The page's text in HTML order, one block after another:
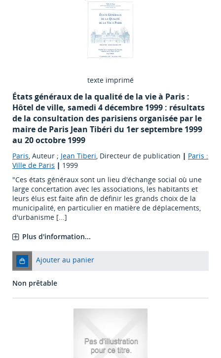
texte imprimé
États généraux de la qualité de la vie à Paris :
Hôtel de ville, samedi 4 décembre 1999 : résultats
de la consultation des parisiens organisée par le
maire de Paris Jean Tibéri du 1er septembre 1999
au 20 octobre 1999
Paris, Auteur ; Jean Tiberi, Directeur de publication | Paris :
Ville de Paris | 1999
"Ces états généraux sont un lieu d'échange social où une
large concertation avec les associations, les habitants et
leurs élus est faite afin de définir les grands choix de la
municipalité, en particulier en matière de déplacements,
d'urbanisme [...]
Plus d'information...
Ajouter au panier
Non prêtable